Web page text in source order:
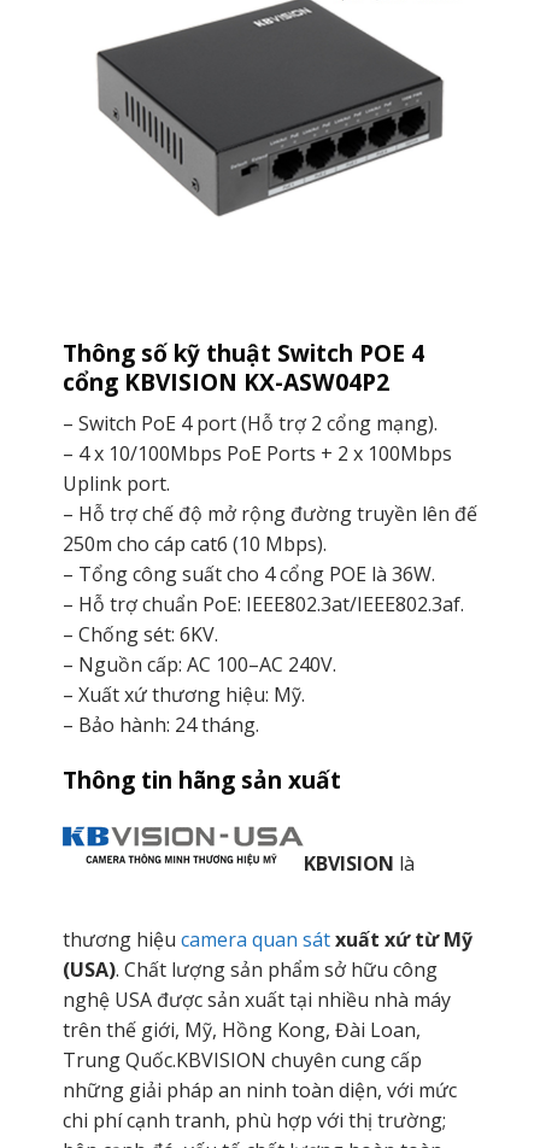
Thông số kỹ thuật Switch POE 4
cổng KBVISION KX-ASW04P2
– Switch PoE 4 port (Hỗ trợ 2 cổng mạng).
– 4 x 10/100Mbps PoE Ports + 2 x 100Mbps
Uplink port.
– Hỗ trợ chế độ mở rộng đường truyền lên đế
250m cho cáp cat6 (10 Mbps).
– Tổng công suất cho 4 cổng POE là 36W.
– Hỗ trợ chuẩn PoE: IEEE802.3at/IEEE802.3af.
– Chống sét: 6KV.
– Nguồn cấp: AC 100–AC 240V.
– Xuất xứ thương hiệu: Mỹ.
– Bảo hành: 24 tháng.
Thông tin hãng sản xuất
KBVISION là
thương hiệu camera quan sátxuất xứ từ Mỹ
(USA). Chất lượng sản phẩm sở hữu công
nghệ USA được sản xuất tại nhiều nhà máy
trên thế giới, Mỹ, Hồng Kong, Đài Loan,
Trung Quốc.KBVISION chuyên cung cấp
những giải pháp an ninh toàn diện, với mức
chi phí cạnh tranh, phù hợp với thị trường;